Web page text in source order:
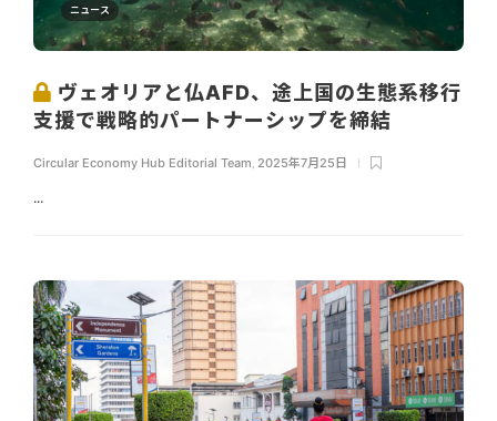
ニュース
ヴェオリアと仏AFD、途上国の生態系移行
支援で戦略的パートナーシップを締結
Circular Economy Hub Editorial Team, 2025年7月25日
...